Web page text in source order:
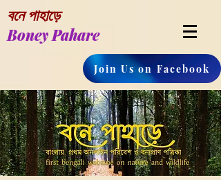
বনে পাহাড়ে
Boney Pahare
Join Us on Facebook